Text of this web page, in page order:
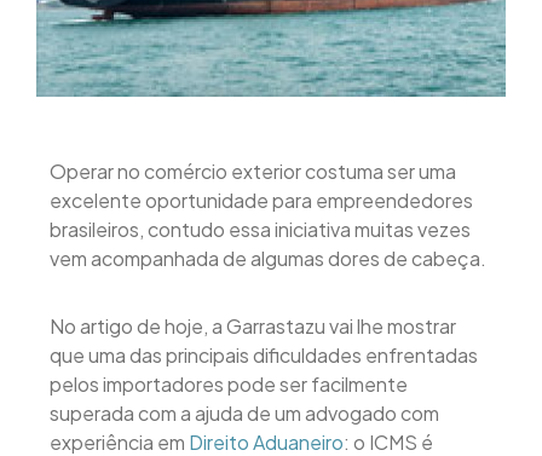
Operar no comércio exterior costuma ser uma
excelente oportunidade para empreendedores
brasileiros, contudo essa iniciativa muitas vezes
vem acompanhada de algumas dores de cabeça.
No artigo de hoje, a Garrastazu vai lhe mostrar
que uma das principais dificuldades enfrentadas
pelos importadores pode ser facilmente
superada com a ajuda de um advogado com
experiência em Direito Aduaneiro: o ICMS é